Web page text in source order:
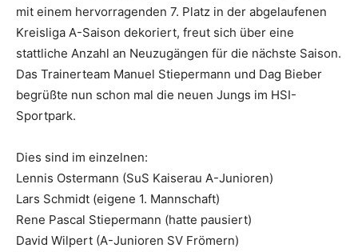
mit einem hervorragenden 7. Platz in der abgelaufenen
Kreisliga A-Saison dekoriert, freut sich über eine
stattliche Anzahl an Neuzugängen für die nächste Saison.
Das Trainerteam Manuel Stiepermann und Dag Bieber
begrüßte nun schon mal die neuen Jungs im HSI-
Sportpark.
Dies sind im einzelnen:
Lennis Ostermann (SuS Kaiserau A-Junioren)
Lars Schmidt (eigene 1. Mannschaft)
Rene Pascal Stiepermann (hatte pausiert)
David Wilpert (A-Junioren SV Frömern)